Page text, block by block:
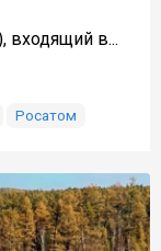
входящий в...
Росатом